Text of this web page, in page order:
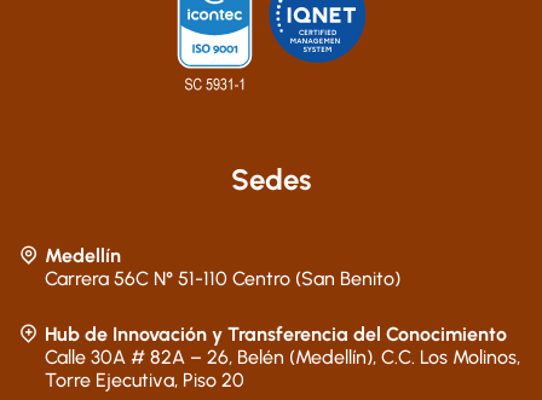
Sedes
Medellín
Carrera 56C N° 51-110 Centro (San Benito)
Hub de Innovación y Transferencia del Conocimiento
Calle 30A # 82A – 26, Belén (Medellín), C.C. Los Molinos,
Torre Ejecutiva, Piso 20